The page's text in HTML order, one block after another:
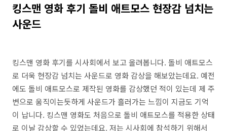
킹스맨 영화 후기 돌비 애트모스 현장감 넘치는
사운드
킹스맨 영화 후기를 시사회에서 보고 올려봅니다. 돌비 애트모스
로 더욱 현장감 넘치는 사운드로 영화 감상을 해보았는데요. 예전
에도 돌비 애트모스로 제작된 영화를 감상했던 적이 있는데 제 주
변으로 움직이는듯하게 사운드가 흘러가는 느낌이 지금도 기억
이 납니다. 킹스맨 영화도 처음으로 돌비 애트모스를 적용한 상태
로 이날 감상할 수 있었는데요. 저는 시사회에 참석하기 위해서